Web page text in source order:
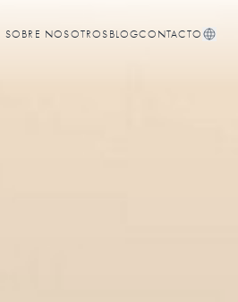
SOBRE NOSOTROS BLOGCONTACTO